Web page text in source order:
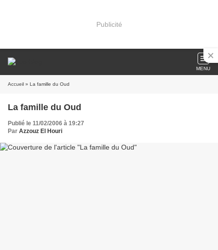
Publicité
MENU
Accueil » La famille du Oud
La famille du Oud
Publié le 11/02/2006 à 19:27
Par Azzouz El Houri